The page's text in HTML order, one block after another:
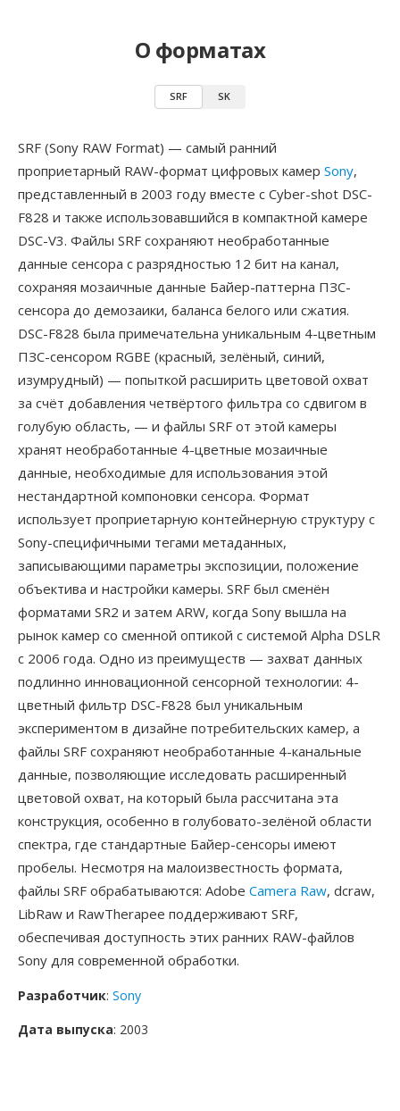
О форматах
SRF SK
SRF (Sony RAW Format) — самый ранний
проприетарный RAW-формат цифровых камер Sony,
представленный в 2003 году вместе с Cyber-shot DSC-
F828 и также использовавшийся в компактной камере
DSC-V3. Файлы SRF сохраняют необработанные
данные сенсора с разрядностью 12 бит на канал,
сохраняя мозаичные данные Байер-паттерна ПЗС-
сенсора до демозаики, баланса белого или сжатия.
DSC-F828 была примечательна уникальным 4-цветным
ПЗС-сенсором RGBE (красный, зелёный, синий,
изумрудный) — попыткой расширить цветовой охват
за счёт добавления четвёртого фильтра со сдвигом в
голубую область, — и файлы SRF от этой камеры
хранят необработанные 4-цветные мозаичные
данные, необходимые для использования этой
нестандартной компоновки сенсора. Формат
использует проприетарную контейнерную структуру с
Sony-специфичными тегами метаданных,
записывающими параметры экспозиции, положение
объектива и настройки камеры. SRF был сменён
форматами SR2 и затем ARW, когда Sony вышла на
рынок камер со сменной оптикой с системой Alpha DSLR
с 2006 года. Одно из преимуществ — захват данных
подлинно инновационной сенсорной технологии: 4-
цветный фильтр DSC-F828 был уникальным
экспериментом в дизайне потребительских камер, а
файлы SRF сохраняют необработанные 4-канальные
данные, позволяющие исследовать расширенный
цветовой охват, на который была рассчитана эта
конструкция, особенно в голубовато-зелёной области
спектра, где стандартные Байер-сенсоры имеют
пробелы. Несмотря на малоизвестность формата,
файлы SRF обрабатываются: Adobe Camera Raw, dcraw,
LibRaw и RawTherapee поддерживают SRF,
обеспечивая доступность этих ранних RAW-файлов
Sony для современной обработки.
Разработчик: Sony
Дата выпуска: 2003